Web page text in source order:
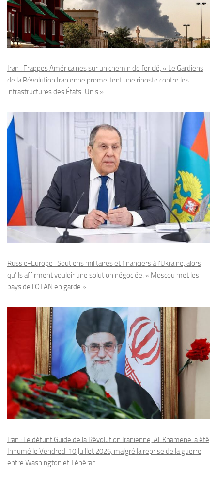
Iran : Frappes Américaines sur un chemin de fer clé, « Le Gardiens
de la Révolution Iranienne promettent une riposte contre les
infrastructures des États-Unis »
Russie-Europe : Soutiens militaires et financiers à l’Ukraine, alors
qu’ils affirment vouloir une solution négociée, « Moscou met les
pays de l’OTAN en garde »
Iran : Le défunt Guide de la Révolution Iranienne, Ali Khamenei a été
Inhumé le Vendredi 10 Juillet 2026, malgré la reprise de la guerre
entre Washington et Téhéran